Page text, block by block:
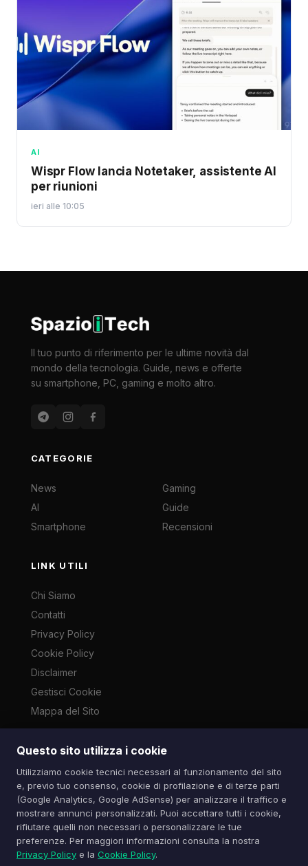
Questo sito utilizza i cookie
Utilizziamo cookie tecnici necessari al funzionamento del sito
e, previo tuo consenso, cookie di profilazione e di terze parti
(Google Analytics, Google AdSense) per analizzare il traffico e
mostrare annunci personalizzati. Puoi accettare tutti i cookie,
rifiutare quelli non necessari o personalizzare le tue
preferenze. Per maggiori informazioni consulta la nostra
Privacy Policy e la Cookie Policy.
AI
Wispr Flow lancia Notetaker, assistente AI
per riunioni
ieri alle 10:05
Il tuo punto di riferimento per le ultime novità dal
mondo della tecnologia. Guide, news e offerte
su smartphone, PC, gaming e molto altro.
CATEGORIE
News
AI
Smartphone
Gaming
Guide
Recensioni
LINK UTILI
Chi Siamo
Contatti
Privacy Policy
Cookie Policy
Disclaimer
Gestisci Cookie
Mappa del Sito
Le immagini presenti su questo sito sono di proprietà dei
cronaca ai sensi dell'art. 70 L. 633/1941. Contatti:
info@spazioitech.it
© 2026 Spazio iTech — Seven Trade SRLS — P.IVA:
04077740985